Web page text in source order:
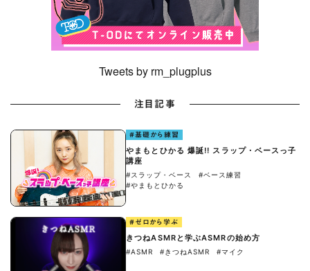
Tweets by rm_plugplus
注目記事
#基礎から練習
やまもとひかる 爆誕!! スラップ・ベースっ子
講座
#スラップ・ベース
#ベース練習
#やまもとひかる
#ゼロから学ぶ
きつねASMRと学ぶASMRの始め方
#ASMR #きつねASMR #マイク